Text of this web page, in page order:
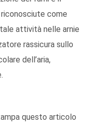
come
attività nelle arnie
rassicura sullo
dell’aria,
questo articolo